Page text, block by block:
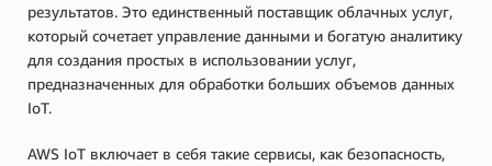
результатов. Это единственный поставщик облачных услуг,
который сочетает управление данными и богатую аналитику
для создания простых в использовании услуг,
предназначенных для обработки больших объемов данных
IoT.
AWS IoT включает в себя такие сервисы, как безопасность,